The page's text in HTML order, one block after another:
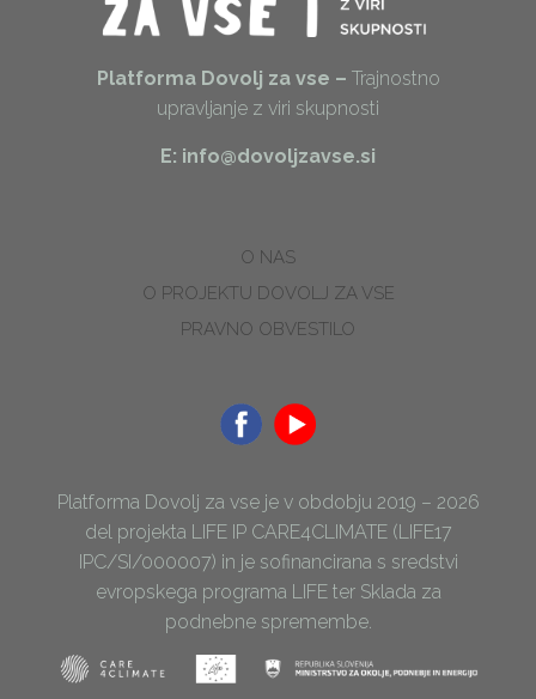
Platforma Dovolj za vse – Trajnostno
upravljanje z viri skupnosti
E: info@dovoljzavse.si
O NAS
O PROJEKTU DOVOLJ ZA VSE
PRAVNO OBVESTILO
Platforma Dovolj za vse je v obdobju 2019 – 2026
del projekta LIFE IP CARE4CLIMATE (LIFE17
IPC/SI/000007) in je sofinancirana s sredstvi
evropskega programa LIFE ter Sklada za
podnebne spremembe.